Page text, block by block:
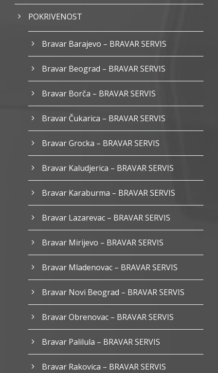
POKRIVENOST
Bravar Barajevo – BRAVAR SERVIS
Bravar Beograd – BRAVAR SERVIS
Bravar Borča – BRAVAR SERVIS
Bravar Čukarica – BRAVAR SERVIS
Bravar Grocka – BRAVAR SERVIS
Bravar Kaludjerica – BRAVAR SERVIS
Bravar Karaburma – BRAVAR SERVIS
Bravar Lazarevac – BRAVAR SERVIS
Bravar Mirijevo – BRAVAR SERVIS
Bravar Mladenovac – BRAVAR SERVIS
Bravar Novi Beograd – BRAVAR SERVIS
Bravar Obrenovac – BRAVAR SERVIS
Bravar Palilula – BRAVAR SERVIS
Bravar Rakovica – BRAVAR SERVIS